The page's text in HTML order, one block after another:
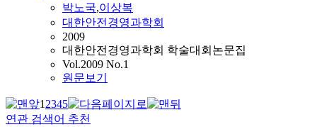
박노국,이상복
대한안전경영과학회
2009
대한안전경영과학회 학술대회논문집
Vol.2009 No.1
원문보기
12345
연관 검색어 추천